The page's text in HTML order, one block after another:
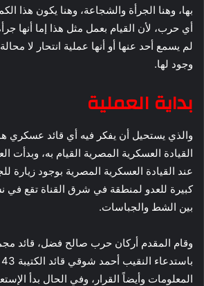
بها، وهنا الجرأة والشجاعة، وهنا يكون هذا
أي حرب، لأن القيام بعمل مثل هذا إما أنها
لم يسمع أحد عنها أو أنها عملية انتحار لا
وجود لها.
بداية العملية
والذي يستحيل أن يفكر فيه أي قائد عسكري
القيادة العسكرية المصرية القيام به، وبدأت
عند القيادة العسكرية المصرية بوجود زيارة
كبيرة للعدو لمنطقة في شرق القناة تقع في
بين الشط والجباسات.
وقام المقدم أركان حرب صالح فضل، قائد
المعلومات وأيضاً القرار، وفي الحال بدأ